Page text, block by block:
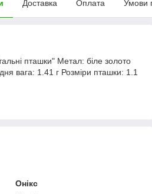
Доставка Оплата Умови
пташки" Метал: біле золото
вага: 1.41 г Розміри пташки: 1.1
Онікс